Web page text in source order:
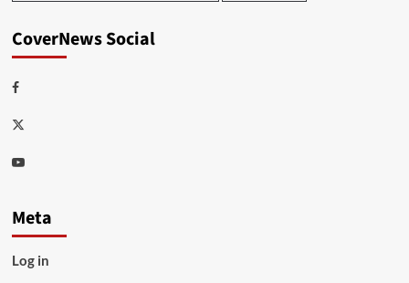
CoverNews Social
Facebook
Twitter
Youtube
Meta
Log in